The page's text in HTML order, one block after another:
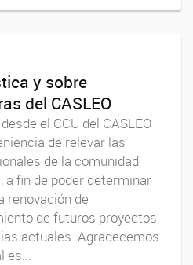
y sobre
del CASLEO
el CCU del CASLEO
de relevar las
de la comunidad
fin de poder determinar
renovación de
de futuros proyectos
actuales. Agradecemos
es...